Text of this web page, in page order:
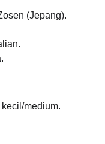
(Jepang).
medium.